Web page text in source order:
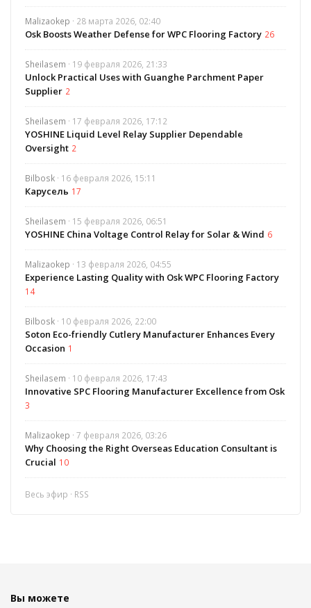
Malizaokep · 28 марта 2026, 02:40
Osk Boosts Weather Defense for WPC Flooring Factory 26
Sheilasem · 19 февраля 2026, 21:33
Unlock Practical Uses with Guanghe Parchment Paper
Supplier 2
Sheilasem · 17 февраля 2026, 17:12
YOSHINE Liquid Level Relay Supplier Dependable
Oversight 2
Bilbosk · 16 февраля 2026, 15:11
Карусель 17
Sheilasem · 15 февраля 2026, 06:51
YOSHINE China Voltage Control Relay for Solar & Wind 6
Malizaokep · 13 февраля 2026, 04:55
Experience Lasting Quality with Osk WPC Flooring Factory
14
Bilbosk · 10 февраля 2026, 22:00
Soton Eco-friendly Cutlery Manufacturer Enhances Every
Occasion 1
Sheilasem · 10 февраля 2026, 17:43
Innovative SPC Flooring Manufacturer Excellence from Osk
3
Malizaokep · 7 февраля 2026, 03:26
Why Choosing the Right Overseas Education Consultant is
Crucial 10
Весь эфир · RSS
Вы можете